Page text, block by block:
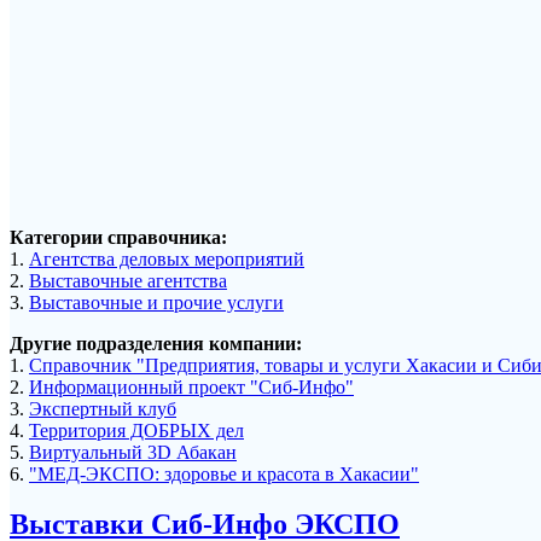
Категории справочника:
1. Агентства деловых мероприятий
2. Выставочные агентства
3. Выставочные и прочие услуги
Другие подразделения компании:
1. Справочник "Предприятия, товары и услуги Хакасии и
2. Информационный проект "Сиб-Инфо"
3. Экспертный клуб
4. Территория ДОБРЫХ дел
5. Виртуальный 3D Абакан
6. "МЕД-ЭКСПО: здоровье и красота в Хакасии"
Выставки Сиб-Инфо ЭКСПО